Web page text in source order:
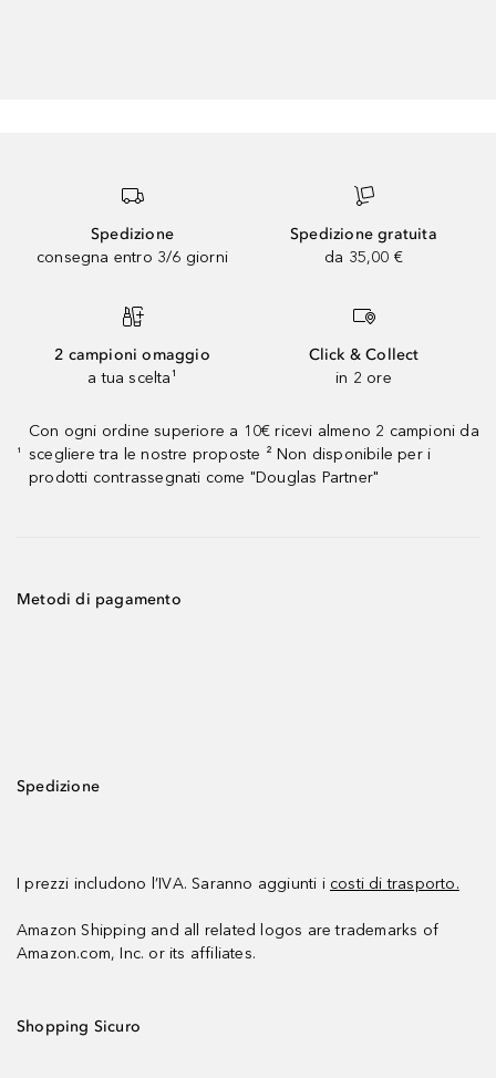
Spedizione
consegna entro 3/6 giorni
Spedizione gratuita
da 35,00 €
2 campioni omaggio
a tua scelta¹
Click & Collect
in 2 ore
¹
Con ogni ordine superiore a 10€ ricevi almeno 2 campioni da
scegliere tra le nostre proposte ² Non disponibile per i
prodotti contrassegnati come "Douglas Partner"
Metodi di pagamento
Spedizione
I prezzi includono l’IVA. Saranno aggiunti i costi di trasporto.
Amazon Shipping and all related logos are trademarks of
Amazon.com, Inc. or its affiliates.
Shopping Sicuro